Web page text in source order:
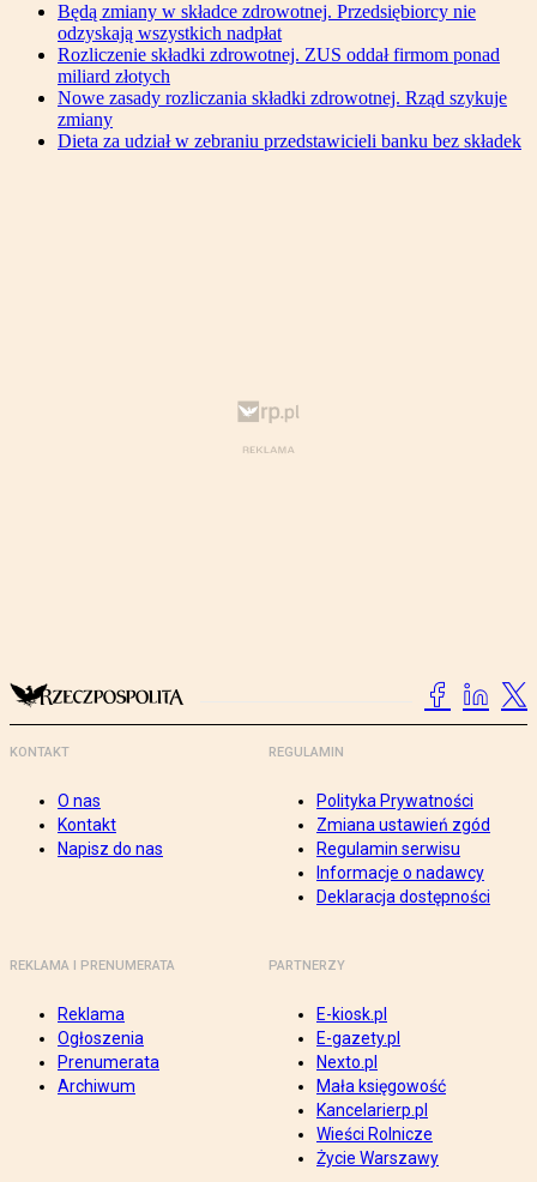
Będą zmiany w składce zdrowotnej. Przedsiębiorcy nie
odzyskają wszystkich nadpłat
Rozliczenie składki zdrowotnej. ZUS oddał firmom ponad
miliard złotych
Nowe zasady rozliczania składki zdrowotnej. Rząd szykuje
zmiany
Dieta za udział w zebraniu przedstawicieli banku bez składek
KONTAKT
O nas
Kontakt
Napisz do nas
REGULAMIN
Polityka Prywatności
Zmiana ustawień zgód
Regulamin serwisu
Informacje o nadawcy
Deklaracja dostępności
REKLAMA I PRENUMERATA
Reklama
Ogłoszenia
Prenumerata
Archiwum
PARTNERZY
E-kiosk.pl
E-gazety.pl
Nexto.pl
Mała księgowość
Kancelarierp.pl
Wieści Rolnicze
Życie Warszawy